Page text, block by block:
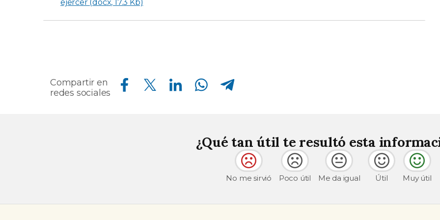
Compartir en
redes sociales
Compartir en Facebook Compartir en Twitter Compartir en Linkedin Compartir en Whatsapp
¿Qué tan útil te resultó esta
No me sirvió Poco útil Me da igual Útil Muy útil